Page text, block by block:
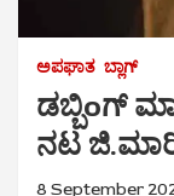
ಅಪಘಾತ ಬ್ಲಾಗ್
ಡಬ್ಬಿoಗ್
ನಟ
8 September